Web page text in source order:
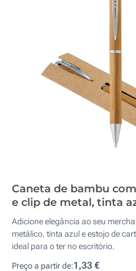
Caneta de bambu
e clip de metal, tinta
Adicione elegância ao seu
metálico, tinta azul e estojo de
ideal para o ter no escritório.
Preço a partir de:1,33 €